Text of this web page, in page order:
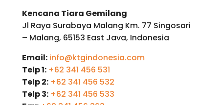
Kencana Tiara Gemilang
Jl Raya Surabaya Malang Km. 77 Singosari
– Malang, 65153 East Java, Indonesia
Email: info@ktgindonesia.com
Telp 1: +62 341 456 531
Telp 2: +62 341 456 532
Telp 3: +62 341 456 533